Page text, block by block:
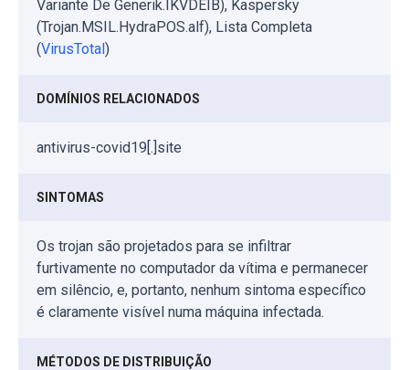
Variante De Generik.IKVDEIB), Kaspersky
(Trojan.MSIL.HydraPOS.alf), Lista Completa
(VirusTotal)
DOMÍNIOS RELACIONADOS
antivirus-covid19[.]site
SINTOMAS
Os trojan são projetados para se infiltrar
furtivamente no computador da vítima e permanecer
em silêncio, e, portanto, nenhum sintoma específico
é claramente visível numa máquina infectada.
MÉTODOS DE DISTRIBUIÇÃO